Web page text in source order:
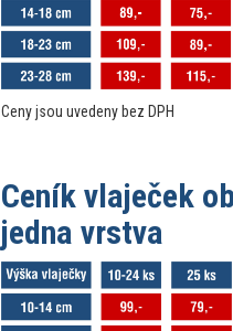
Ceny jsou uvedeny bez DPH
Ceník vlaječek
jedna vrstva